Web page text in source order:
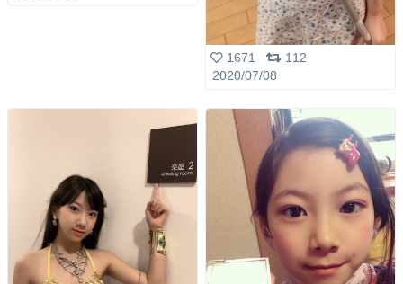
1671
112
2020/07/08